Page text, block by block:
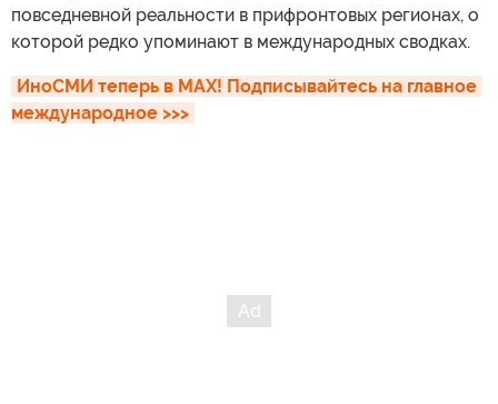
повседневной реальности в прифронтовых регионах, о
которой редко упоминают в международных сводках.
ИноСМИ теперь в MAX! Подписывайтесь на главное
международное >>>